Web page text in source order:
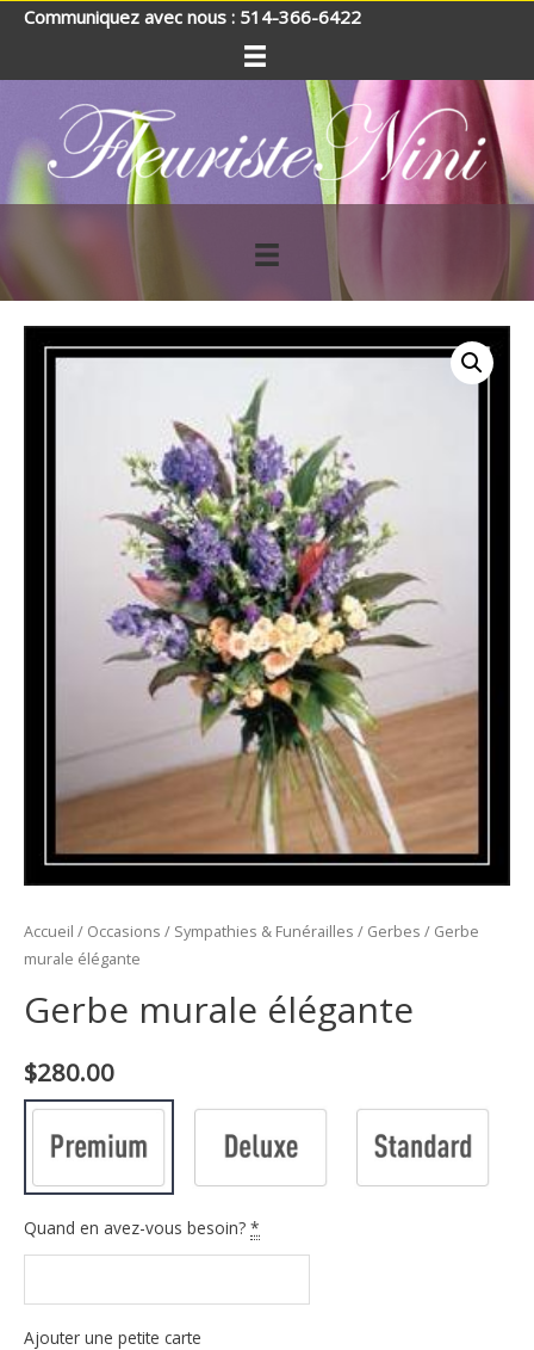
Communiquez avec nous : 514-366-6422
Accueil / Occasions / Sympathies & Funérailles / Gerbes / Gerbe
murale élégante
Gerbe murale élégante
$280.00
Quand en avez-vous besoin? *
Ajouter une petite carte